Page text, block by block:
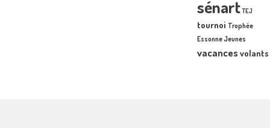
sénart TEJ
tournoi Trophée
Essonne Jeunes
vacancesvolants